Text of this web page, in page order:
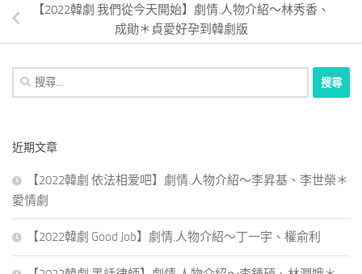
【2022韓劇 我們從今天開始】劇情.人物介紹～林秀香、
成勛＊貞愛好孕到韓劇版
搜
尋
字:
近期文章
【2022韓劇 依法相爱吧】劇情.人物介紹～李昇基、李世榮＊
愛情劇
【2022韓劇 Good Job】劇情.人物介紹～丁一宇、權俞利